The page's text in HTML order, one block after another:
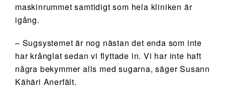
maskinrummet samtidigt som hela kliniken är
igång.
– Sugsystemet är nog nästan det enda som inte
har krånglat sedan vi flyttade in. Vi har inte haft
några bekymmer alls med sugarna, säger Susann
Kähäri Anerfält.